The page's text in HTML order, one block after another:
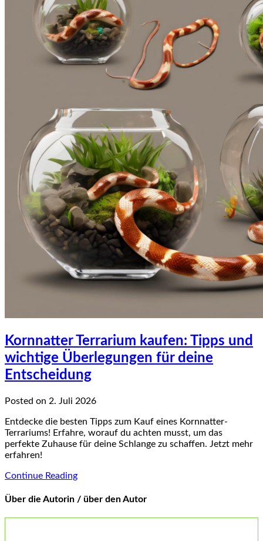
Kornnatter Terrarium kaufen: Tipps und
wichtige Überlegungen für deine
Entscheidung
Posted on 2. Juli 2026
Entdecke die besten Tipps zum Kauf eines Kornnatter-
Terrariums! Erfahre, worauf du achten musst, um das
perfekte Zuhause für deine Schlange zu schaffen. Jetzt mehr
erfahren!
Continue Reading
Über die Autorin / über den Autor